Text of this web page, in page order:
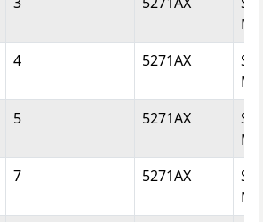
4 5271AX
5 5271AX
7 5271AX